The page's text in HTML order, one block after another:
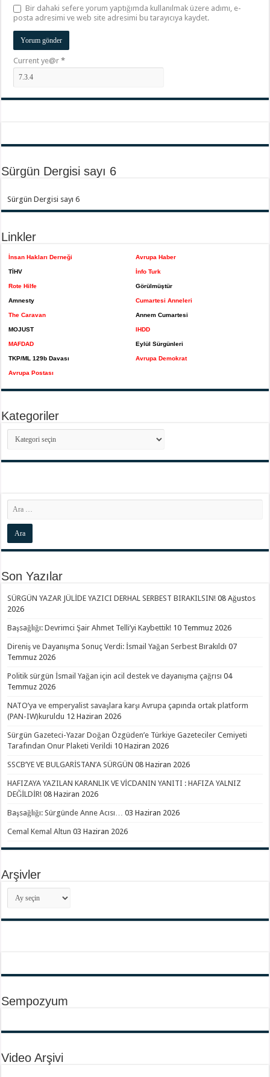
Bir dahaki sefere yorum yaptığımda kullanılmak üzere adımı, e-
posta adresimi ve web site adresimi bu tarayıcıya kaydet.
Current ye@r*
Sürgün Dergisi sayı 6
Sürgün Dergisi sayı 6
Linkler
İnsan Hakları Derneği
TİHV
Rote Hilfe
Amnesty
The Caravan
MOJUST
MAFDAD
TKP/ML 129b Davası
Avrupa Postası
Avrupa Haber
İnfo Turk
Görülmüştür
Cumartesi Anneleri
Annem Cumartesi
IHDD
Eylül Sürgünleri
Avrupa Demokrat
Kategoriler
Kategoriler
Son Yazılar
SÜRGÜN YAZAR JÜLİDE YAZICI DERHAL SERBEST BIRAKILSIN! 08 Ağustos
2026
Başsağlığı: Devrimci Şair Ahmet Telli’yi Kaybettik! 10 Temmuz 2026
Direniş ve Dayanışma Sonuç Verdi: İsmail Yağan Serbest Bırakıldı 07
Temmuz 2026
Politik sürgün İsmail Yağan için acil destek ve dayanışma çağrısı 04
Temmuz 2026
NATO’ya ve emperyalist savaşlara karşı Avrupa çapında ortak platform
(PAN-IW)kuruldu 12 Haziran 2026
Sürgün Gazeteci-Yazar Doğan Özgüden’e Türkiye Gazeteciler Cemiyeti
Tarafından Onur Plaketi Verildi 10 Haziran 2026
SSCB’YE VE BULGARİSTAN’A SÜRGÜN 08 Haziran 2026
HAFIZAYA YAZILAN KARANLIK VE VİCDANIN YANITI : HAFIZA YALNIZ
DEĞİLDİR! 08 Haziran 2026
Başsağlığı: Sürgünde Anne Acısı… 03 Haziran 2026
Cemal Kemal Altun 03 Haziran 2026
Arşivler
Arşivler
Sempozyum
Video Arşivi